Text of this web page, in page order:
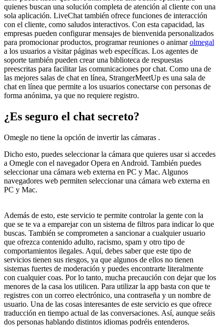
quienes buscan una solución completa de atención al cliente con una
sola aplicación. LiveChat también ofrece funciones de interacción
con el cliente, como saludos interactivos. Con esta capacidad, las
empresas pueden configurar mensajes de bienvenida personalizados
para promocionar productos, programar reuniones o animarolmegal
a los usuarios a visitar páginas web específicas. Los agentes de
soporte también pueden crear una biblioteca de respuestas
preescritas para facilitar las comunicaciones por chat. Como una de
las mejores salas de chat en línea, StrangerMeetUp es una sala de
chat en línea que permite a los usuarios conectarse con personas de
forma anónima, ya que no requiere registro.
¿Es seguro el chat secreto?
Omegle no tiene la opción de invertir las cámaras .
Dicho esto, puedes seleccionar la cámara que quieres usar si accedes
a Omegle con el navegador Opera en Android. También puedes
seleccionar una cámara web externa en PC y Mac. Algunos
navegadores web permiten seleccionar una cámara web externa en
PC y Mac.
Además de esto, este servicio te permite controlar la gente con la
que se te va a emparejar con un sistema de filtros para indicar lo que
buscas. También se comprometen a sancionar a cualquier usuario
que ofrezca contenido adulto, racismo, spam y otro tipo de
comportamientos ilegales. Aquí, debes saber que este tipo de
servicios tienen sus riesgos, ya que algunos de ellos no tienen
sistemas fuertes de moderación y puedes encontrarte literalmente
con cualquier coas. Por lo tanto, mucha precaución con dejar que los
menores de la casa los utilicen. Para utilizar la app basta con que te
registres con un correo electrónico, una contraseña y un nombre de
usuario. Una de las cosas interesantes de este servicio es que ofrece
traducción en tiempo actual de las conversaciones. Así, aunque seáis
dos personas hablando distintos idiomas podréis entenderos.